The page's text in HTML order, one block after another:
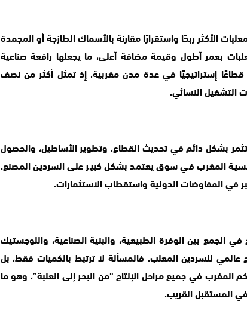
الأكثر ربحًا واستقرارًا مقارنة بالأسماك الطازجة أو المجمدة
بعمر أطول وقيمة مضافة أعلى، ما يجعلها رافعة صناعية
إستراتيجيًا في عدة مدن مغربية، إذ تمثل أكثر من نصف
التشغيل النسائي.
بشكل دائم في تحديث القطاع، وتطوير الأساطيل، والحصول
المغرب في سوق يعتمد بشكل كبير على السردين المصنع.
في المفاوضات الدولية واستقطاب الاستثمارات.
الجمع بين الوفرة الطبيعية، والبنية الصناعية، واللوجستيك
عالمي للسردين المعلب. فالمسألة لا ترتبط بالكميات فقط، بل
المغرب في جميع مراحل الإنتاج “من البحر إلى العلبة”، وهو ما
المستقبل القريب.